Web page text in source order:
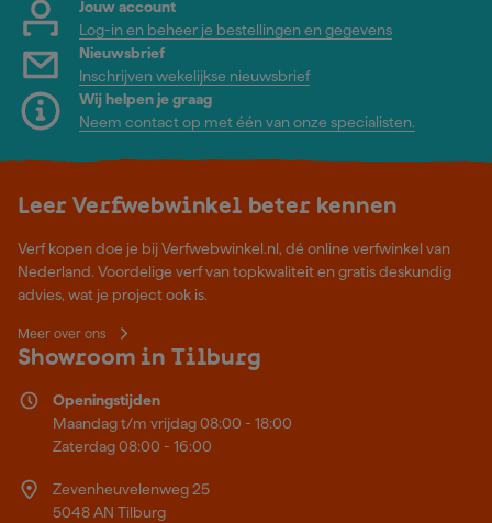
Jouw account
Log-in en beheer je bestellingen en gegevens
Nieuwsbrief
Inschrijven wekelijkse nieuwsbrief
Wij helpen je graag
Neem contact op met één van onze specialisten.
Leer Verfwebwinkel beter kennen
Verf kopen doe je bij Verfwebwinkel.nl, dé online verfwinkel van
Nederland. Voordelige verf van topkwaliteit en gratis deskundig
advies, wat je project ook is.
Meer over ons
Showroom in Tilburg
Openingstijden
Maandag t/m vrijdag 08:00 - 18:00
Zaterdag 08:00 - 16:00
Zevenheuvelenweg 25
5048 AN Tilburg